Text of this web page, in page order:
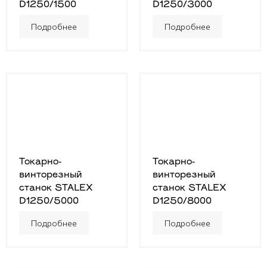
D1250/1500
Подробнее
D1250/3000
Подробнее
Токарно-
винторезный
станок STALEX
D1250/5000
Подробнее
Токарно-
винторезный
станок STALEX
D1250/8000
Подробнее